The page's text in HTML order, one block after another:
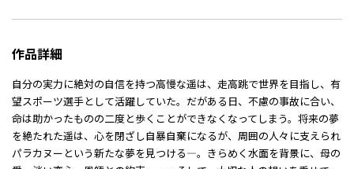
作品詳細
自分の実力に絶対の自信を持つ高慢な遥は、走高跳で世界を目指し、有
望スポーツ選手として活躍していた。だがある日、不慮の事故に合い、
命は助かったものの二度と歩くことができなくなってしまう。将来の夢
を絶たれた遥は、心を閉ざし自暴自棄になるが、周囲の人々に支えられ
パラカヌーという新たな夢を見つける―。きらめく水面を背景に、母の